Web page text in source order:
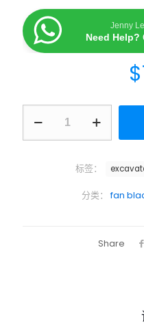
Jenny
Need Help?
$
分类：fan
标签：
Share